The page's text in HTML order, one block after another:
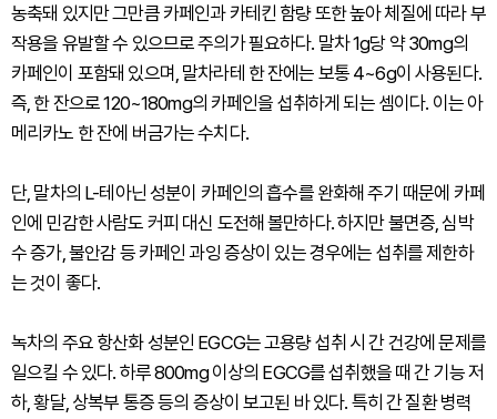
농축돼 있지만 그만큼 카페인과 카테킨 함량 또한 높아 체질에 따라 부
작용을 유발할 수 있으므로 주의가 필요하다. 말차 1g당 약 30mg의
카페인이 포함돼 있으며, 말차라테 한 잔에는 보통 4~6g이 사용된다.
즉, 한 잔으로 120~180mg의 카페인을 섭취하게 되는 셈이다. 이는 아
메리카노 한 잔에 버금가는 수치다.
단, 말차의 L-테아닌 성분이 카페인의 흡수를 완화해 주기 때문에 카페
인에 민감한 사람도 커피 대신 도전해 볼만하다. 하지만 불면증, 심박
수 증가, 불안감 등 카페인 과잉 증상이 있는 경우에는 섭취를 제한하
는 것이 좋다.
녹차의 주요 항산화 성분인 EGCG는 고용량 섭취 시 간 건강에 문제를
일으킬 수 있다. 하루 800mg 이상의 EGCG를 섭취했을 때 간 기능 저
하, 황달, 상복부 통증 등의 증상이 보고된 바 있다. 특히 간 질환 병력